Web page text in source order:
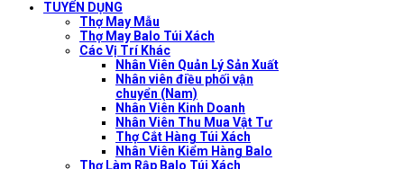
TUYỂN DỤNG
Thợ May Mẫu
Thợ May Balo Túi Xách
Các Vị Trí Khác
Nhân Viên Quản Lý Sản Xuất
Nhân viên điều phối vận
chuyển (Nam)
Nhân Viên Kinh Doanh
Nhân Viên Thu Mua Vật Tư
Thợ Cắt Hàng Túi Xách
Nhân Viên Kiểm Hàng Balo
Thợ Làm Rập Balo Túi Xách